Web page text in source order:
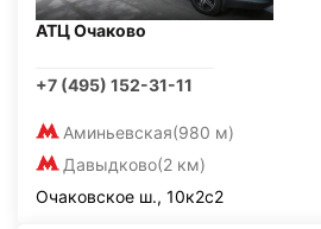
АТЦ Очаково
+7 (495) 152-31-11
Аминьевская(980 м)
Давыдково(2 км)
Очаковское ш., 10к2с2